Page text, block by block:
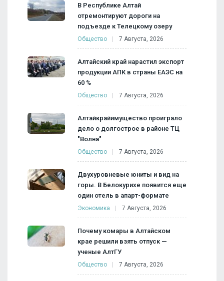
В Республике Алтай
отремонтируют дороги на
подъезде к Телецкому озеру
Общество 7 Августа, 2026
Алтайский край нарастил экспорт
продукции АПК в страны ЕАЭС на
60 %
Общество 7 Августа, 2026
Алтайкрайимущество проиграло
дело о долгострое в районе ТЦ
"Волна"
Общество 7 Августа, 2026
Двухуровневые юниты и вид на
горы. В Белокурихе появится еще
один отель в апарт-формате
Экономика 7 Августа, 2026
Почему комары в Алтайском
крае решили взять отпуск —
ученые АлтГУ
Общество 7 Августа, 2026